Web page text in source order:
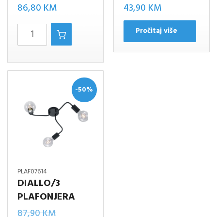
86,80 KM
DIALLO
PODNA
LAMPA
količina
43,90 KM
Pročitaj više
-50%
PLAF07614
DIALLO/3
PLAFONJERA
87,90KMIzvorna